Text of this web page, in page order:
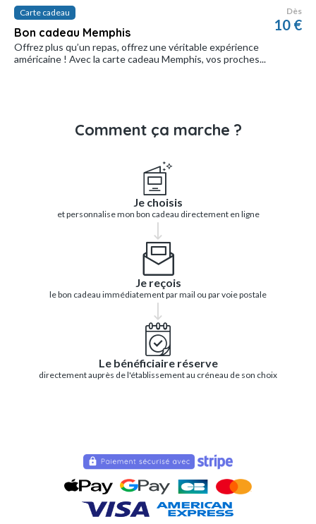
Carte cadeau
Bon cadeau Memphis
Dès
10 €
Offrez plus qu’un repas, offrez une véritable expérience
américaine ! Avec la carte cadeau Memphis, vos proches...
Comment ça marche ?
Je choisis
et personnalise mon bon cadeau directement en ligne
Je reçois
le bon cadeau immédiatement par mail ou par voie postale
Le bénéficiaire réserve
directement auprès de l'établissement au créneau de son choix